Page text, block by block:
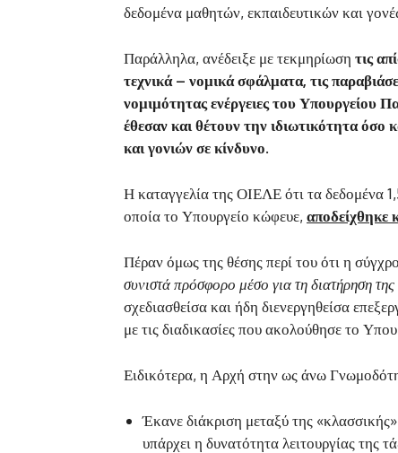
δεδομένα μαθητών, εκπαιδευτικών και
Παράλληλα, ανέδειξε με τεκμηρίωση τις
τεχνικά – νομικά σφάλματα, τις
νομιμότητας ενέργειες του Υπουργείου
έθεσαν και θέτουν την ιδιωτικότητα όσο
και γονιών σε κίνδυνο.
Η καταγγελία της ΟΙΕΛΕ ότι τα δεδομένα
οποία το Υπουργείο κώφευε, αποδείχθηκε
Πέραν όμως της θέσης περί του ότι η
συνιστά πρόσφορο μέσο για τη διατήρηση
σχεδιασθείσα και ήδη διενεργηθείσα
με τις διαδικασίες που ακολούθησε το
Ειδικότερα, η Αρχή στην ως άνω
Έκανε διάκριση μεταξύ της
υπάρχει η δυνατότητα λειτουργίας της